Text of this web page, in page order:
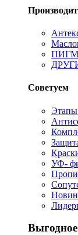
Советуем
Этапы
УФ-